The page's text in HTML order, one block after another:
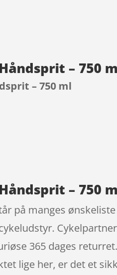
– 750
– 750 ml
– 750
på manges
365 dages
lige her, er det et